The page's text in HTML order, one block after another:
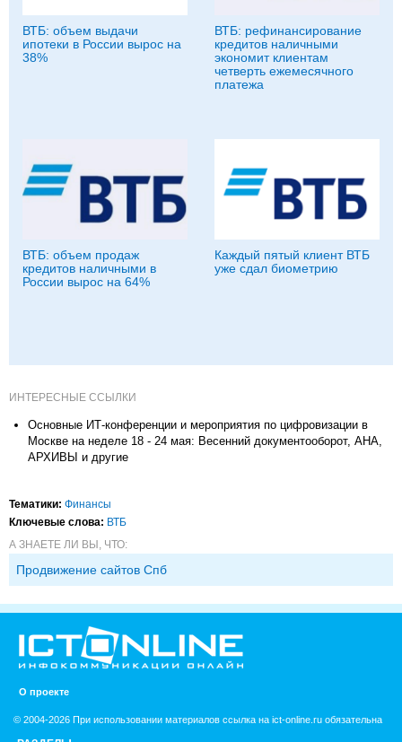
ВТБ: объем выдачи
ипотеки в России вырос на
38%
ВТБ: рефинансирование
кредитов наличными
экономит клиентам
четверть ежемесячного
платежа
ВТБ: объем продаж
кредитов наличными в
России вырос на 64%
Каждый пятый клиент ВТБ
уже сдал биометрию
ИНТЕРЕСНЫЕ ССЫЛКИ
Основные ИТ-конференции и мероприятия по цифровизации в
Москве на неделе 18 - 24 мая: Весенний документооборот, АНА,
АРХИВЫ и другие
Тематики: Финансы
Ключевые слова: ВТБ
А ЗНАЕТЕ ЛИ ВЫ, ЧТО:
Продвижение сайтов Спб
О проекте
© 2004-2026 При использовании материалов ссылка на ict-online.ru обязательна